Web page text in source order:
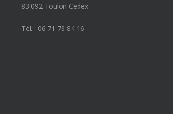
83 092 Toulon Cedex
Tél. : 06 71 78 84 16